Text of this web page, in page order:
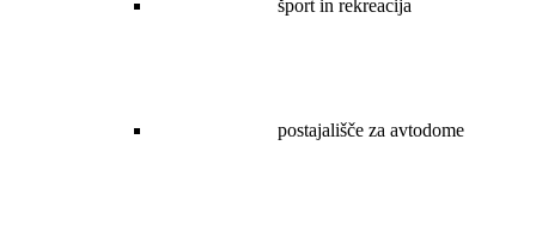
šport in rekreacija
postajališče za avtodome